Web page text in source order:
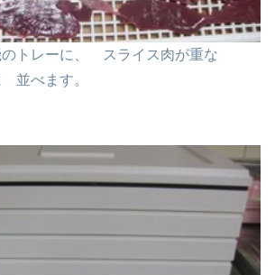
トレーに、
スライス肉が重な
並べます。